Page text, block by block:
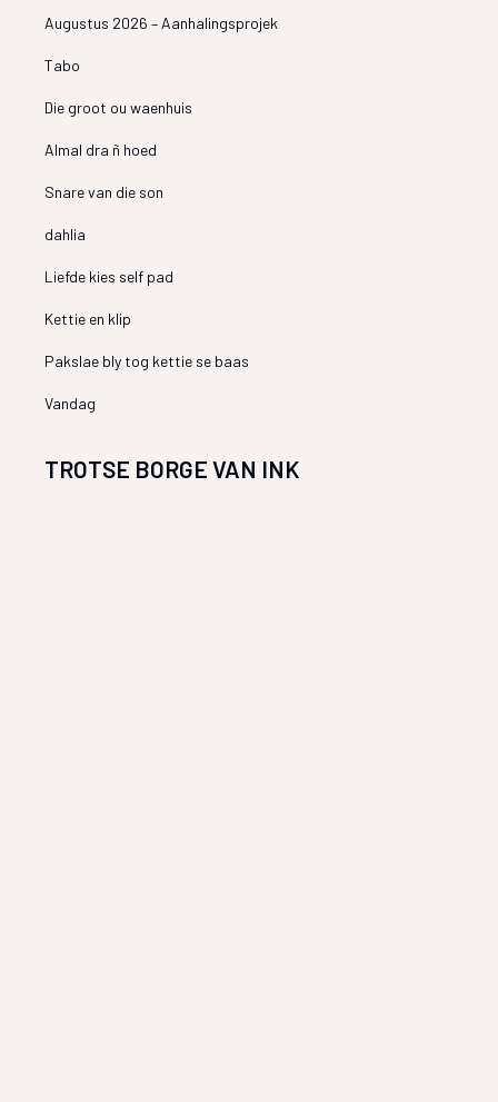
Augustus 2026 – Aanhalingsprojek
Tabo
Die groot ou waenhuis
Almal dra ñ hoed
Snare van die son
dahlia
Liefde kies self pad
Kettie en klip
Pakslae bly tog kettie se baas
Vandag
TROTSE BORGE VAN INK